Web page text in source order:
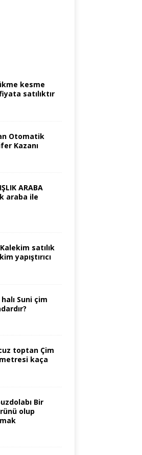
kesme
satılıktır
Otomatik
Kazanı
ARABA
araba ile
satılık
yapıştırıcı
Suni çim
toptan Çim
kaça
Bir
olup